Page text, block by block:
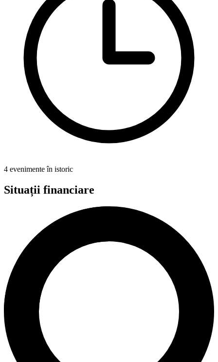
4 evenimente în istoric
Situații financiare